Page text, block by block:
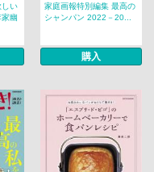
しい
幽
家庭画報特別編集 最高の
シャンパン 2022－20...
購入